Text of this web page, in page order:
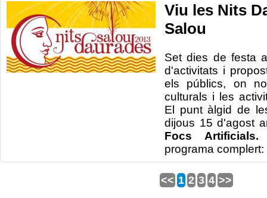
Viu les Nits
Salou
Set dies de festa
d'activitats i
els públics, on
culturals i les
El punt àlgid de
dijous 15 d'agost
Focs
programa complert:
<< 1 2 3 4 >>